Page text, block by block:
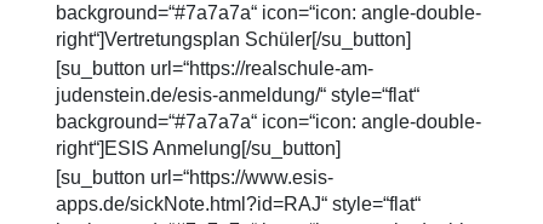
background=“#7a7a7a“ icon=“icon: angle-double-
right“]Vertretungsplan Schüler[/su_button]
[su_button url=“https://realschule-am-
judenstein.de/esis-anmeldung/“ style=“flat“
background=“#7a7a7a“ icon=“icon: angle-double-
right“]ESIS Anmelung[/su_button]
[su_button url=“https://www.esis-
apps.de/sickNote.html?id=RAJ“ style=“flat“